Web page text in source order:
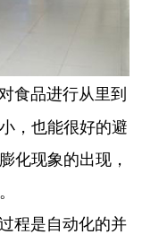
食品进行从里到
，也能很好的避
化现象的出现，
程是自动化的并